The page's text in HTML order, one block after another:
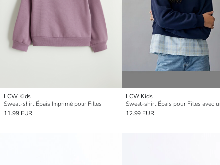
LCW Kids
Sweat-shirt Épais Imprimé pour Filles
11.99 EUR
LCW Kids
12.99 EUR